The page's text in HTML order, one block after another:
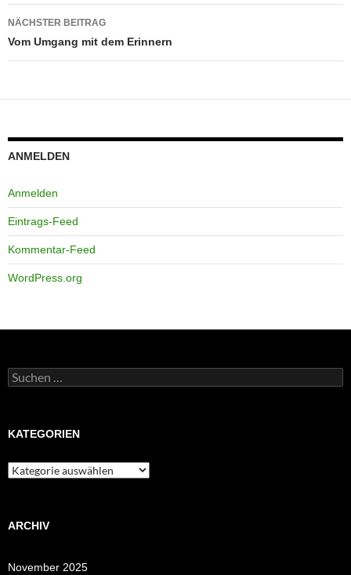
NÄCHSTER BEITRAG
Vom Umgang mit dem Erinnern
ANMELDEN
Anmelden
Eintrags-Feed
Kommentar-Feed
WordPress.org
Suchen
nach:
KATEGORIEN
Kategorien
ARCHIV
November 2025